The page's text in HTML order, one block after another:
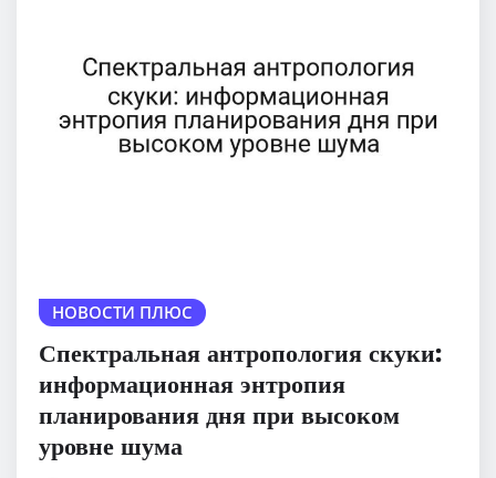
НОВОСТИ ПЛЮС
Спектральная антропология скуки:
информационная энтропия
планирования дня при высоком
уровне шума